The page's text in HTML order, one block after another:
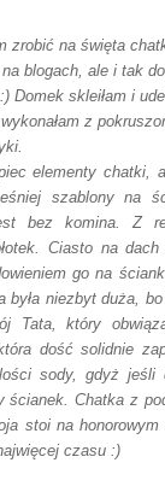
zrobić na święta
blogach, ale i tak
Domek skleiłam i
z
elementy chatki,
szablony
bez komina. Z
Ciasto na dach
go na
była niezbyt duża,
Tata, który
dość solidnie
sody, gdyż
ścianek. Chatka z
stoi na
czasu :)